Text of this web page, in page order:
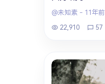
@未知素 - 11年前
22,910
57